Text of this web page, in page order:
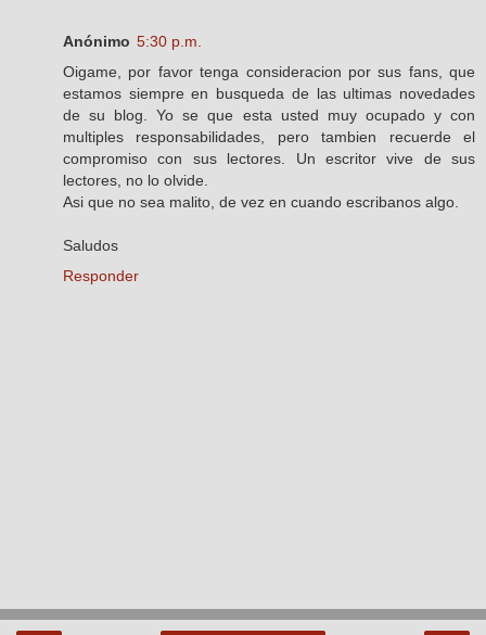
Anónimo 5:30 p.m.
Oigame, por favor tenga consideracion por sus fans, que
estamos siempre en busqueda de las ultimas novedades
de su blog. Yo se que esta usted muy ocupado y con
multiples responsabilidades, pero tambien recuerde el
compromiso con sus lectores. Un escritor vive de sus
lectores, no lo olvide.
Asi que no sea malito, de vez en cuando escribanos algo.
Saludos
Responder